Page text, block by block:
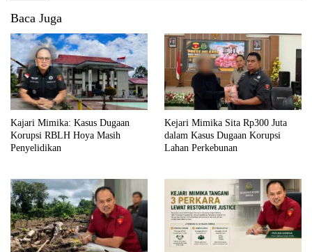
Baca Juga
Kajari Mimika: Kasus Dugaan
Korupsi RBLH Hoya Masih
Penyelidikan
Kejari Mimika Sita Rp300 Juta
dalam Kasus Dugaan Korupsi
Lahan Perkebunan